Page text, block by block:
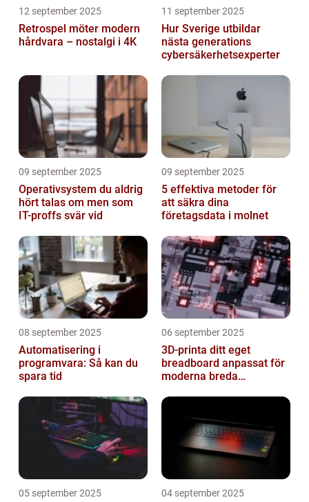
12 september 2025
Retrospel möter modern
hårdvara – nostalgi i 4K
11 september 2025
Hur Sverige utbildar
nästa generations
cybersäkerhetsexperter
09 september 2025
Operativsystem du aldrig
hört talas om men som
IT-proffs svär vid
09 september 2025
5 effektiva metoder för
att säkra dina
företagsdata i molnet
08 september 2025
Automatisering i
programvara: Så kan du
spara tid
06 september 2025
3D-printa ditt eget
breadboard anpassat för
moderna breda
05 september 2025 04 september 2025